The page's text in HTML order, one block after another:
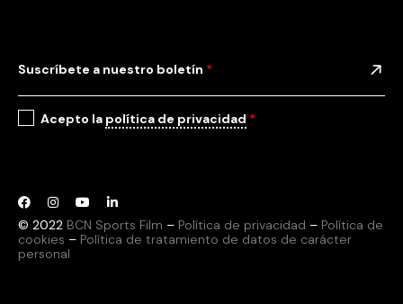
© 2022 BCN Sports Film – Política de privacidad – Política de
cookies – Política de tratamiento de datos de carácter
personal
Suscríbete a nuestro boletín *
Acepto la política de privacidad *